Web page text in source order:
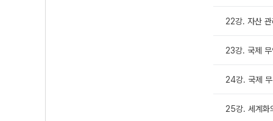
22강. 자산
23강. 국제
24강. 국제
25강. 세계화